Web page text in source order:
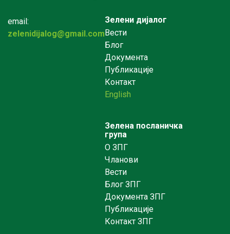
email:
zelenidijalog@gmail.com
Зелени дијалог
Вести
Блог
Документа
Публикације
Контакт
English
Зелена посланичка
група
О ЗПГ
Чланови
Вести
Блог ЗПГ
Документа ЗПГ
Публикације
Контакт ЗПГ